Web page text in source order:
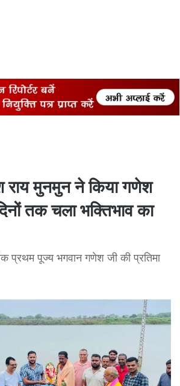
राय मुनमुन ने किया गणेश
तक चला भक्तिभाव का
प्रथम पूज्य भगवान गणेश जी की प्रतिमा